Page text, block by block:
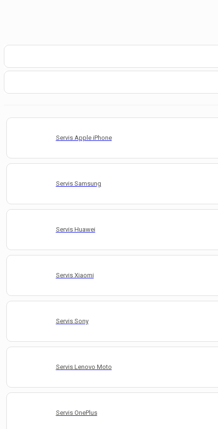
Servis Apple iPhone
Servis Samsung
Servis Huawei
Servis Xiaomi
Servis Sony
Servis Lenovo Moto
Servis OnePlus